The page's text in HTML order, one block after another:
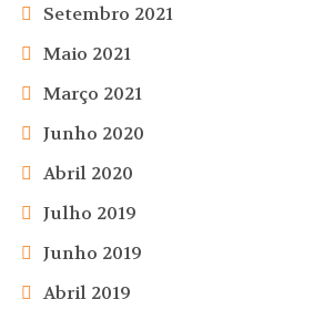
Setembro 2021
Maio 2021
Março 2021
Junho 2020
Abril 2020
Julho 2019
Junho 2019
Abril 2019